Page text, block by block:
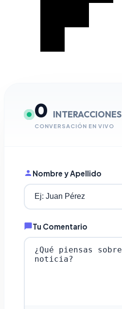
0 INTERACCIONES
CONVERSACIÓN EN VIVO
Nombre y Apellido
Tu Comentario